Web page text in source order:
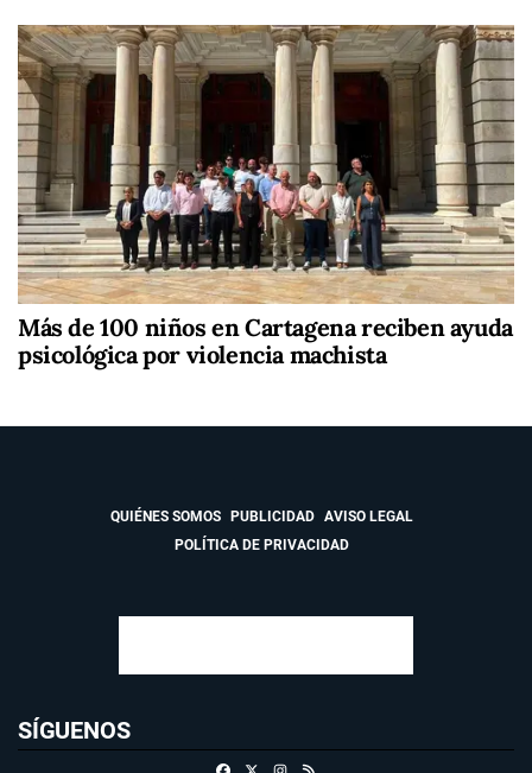
Más de 100 niños en Cartagena reciben ayuda
psicológica por violencia machista
QUIÉNES SOMOS PUBLICIDAD
AVISO LEGAL
POLÍTICA DE PRIVACIDAD
SÍGUENOS
FacebookInstagram